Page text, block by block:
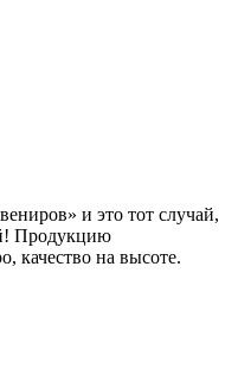
и это тот случай,
Продукцию
качество на высоте.